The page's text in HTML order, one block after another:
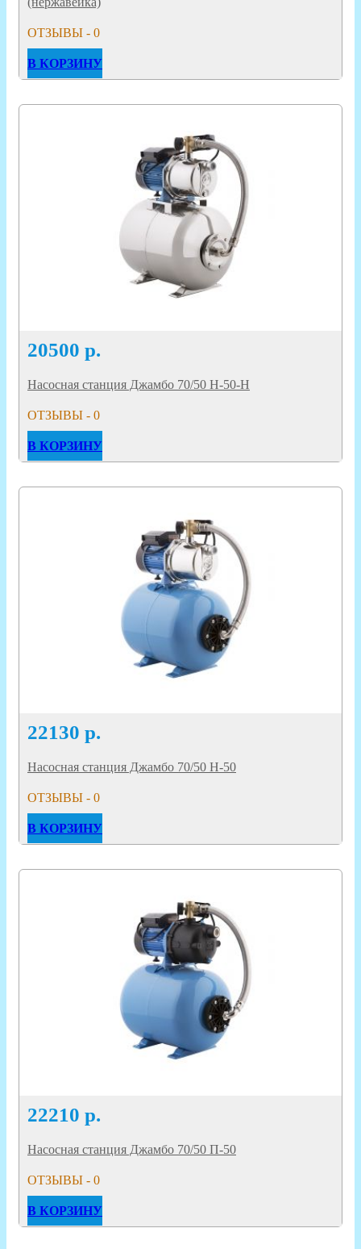
ОТЗЫВЫ - 0
В КОРЗИНУ
20500 р.
Насосная станция Джамбо 70/50 Н-50-Н
ОТЗЫВЫ - 0
В КОРЗИНУ
22130 р.
Насосная станция Джамбо 70/50 Н-50
ОТЗЫВЫ - 0
В КОРЗИНУ
22210 р.
Насосная станция Джамбо 70/50 П-50
ОТЗЫВЫ - 0
В КОРЗИНУ